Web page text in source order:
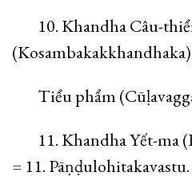
10. Khandha Câu-
Tiểu phẩm
11. Khandha Yết-ma
= 11. Pāṇḍulohitakavastu.